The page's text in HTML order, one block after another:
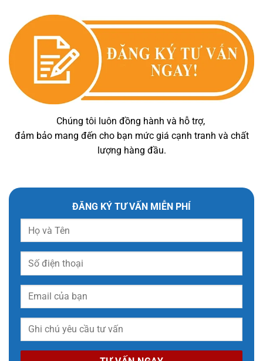
Chúng tôi luôn đồng hành và hỗ trợ,
đảm bảo mang đến cho bạn mức giá cạnh tranh và chất
lượng hàng đầu.
ĐĂNG KÝ TƯ VẤN MIỄN PHÍ